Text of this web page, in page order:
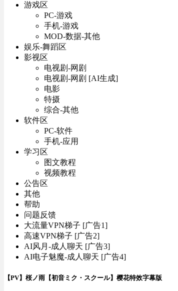
游戏区
PC-游戏
手机-游戏
MOD-数据-其他
娱乐-舞蹈区
影视区
电视剧-网剧
电视剧-网剧 [AI生成]
电影
特摄
综合-其他
软件区
PC-软件
手机-应用
学习区
图文教程
视频教程
公告区
其他
帮助
问题反馈
大流量VPN梯子 [广告1]
高速VPN梯子 [广告2]
AI风月-成人聊天 [广告3]
AI电子魅魔-成人聊天 [广告4]
【PV】桜ノ雨【初音ミク・スクール】樱花特效字幕版